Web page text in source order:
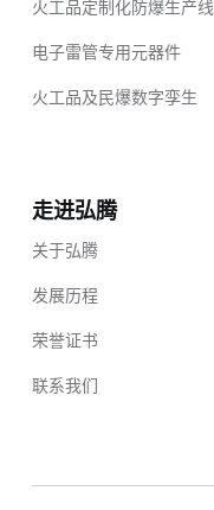
火工品定制化防爆生产线
电子雷管专用元器件
火工品及民爆数字孪生
走进弘腾
关于弘腾
发展历程
荣誉证书
联系我们